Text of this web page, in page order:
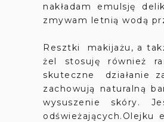
nakładam emulsję
zmywam letnią wodą
Resztki makijażu, a
żel stosuję również
skuteczne działanie
zachowują naturalną
wysuszenie skóry.